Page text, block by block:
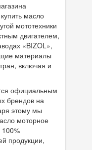
масло
мототехники
двигателем,
«BIZOL»,
материалы
включая и
официальным
брендов на
этому мы
моторное
100%
продукции,